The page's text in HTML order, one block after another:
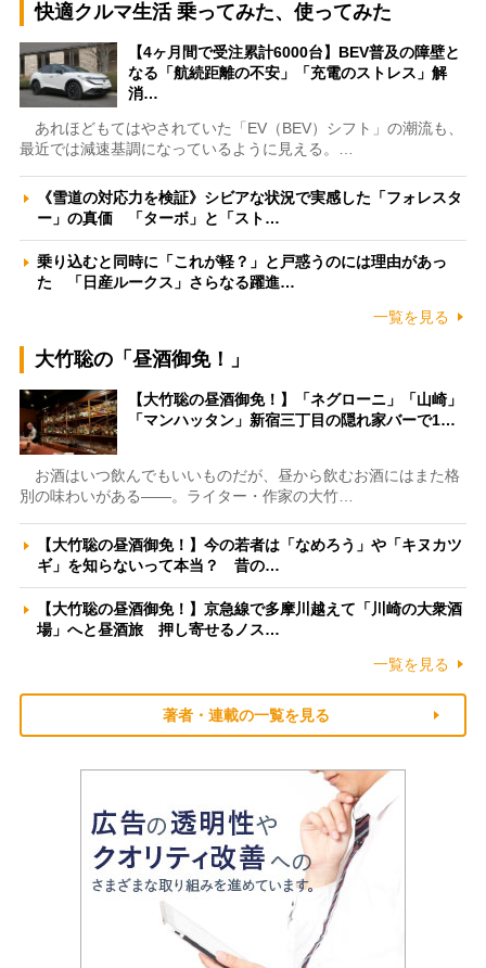
快適クルマ生活 乗ってみた、使ってみた
【4ヶ月間で受注累計6000台】BEV普及の障壁と
なる「航続距離の不安」「充電のストレス」解
消…
あれほどもてはやされていた「EV（BEV）シフト」の潮流も、
最近では減速基調になっているように見える。…
《雪道の対応力を検証》シビアな状況で実感した「フォレスタ
ー」の真価 「ターボ」と「スト…
乗り込むと同時に「これが軽？」と戸惑うのには理由があっ
た 「日産ルークス」さらなる躍進…
一覧を見る
大竹聡の「昼酒御免！」
【大竹聡の昼酒御免！】「ネグローニ」「山崎」
「マンハッタン」新宿三丁目の隠れ家バーで1…
お酒はいつ飲んでもいいものだが、昼から飲むお酒にはまた格
別の味わいがある――。ライター・作家の大竹…
【大竹聡の昼酒御免！】今の若者は「なめろう」や「キヌカツ
ギ」を知らないって本当？ 昔の…
【大竹聡の昼酒御免！】京急線で多摩川越えて「川崎の大衆酒
場」へと昼酒旅 押し寄せるノス…
一覧を見る
著者・連載の一覧を見る